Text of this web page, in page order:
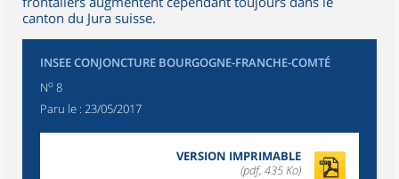
canton du Jura suisse.
INSEE CONJONCTURE BOURGOGNE-FRANCHE-COMTÉ
No 8
Paru le : 23/05/2017
VERSION IMPRIMABLE
(pdf, 435 Ko)